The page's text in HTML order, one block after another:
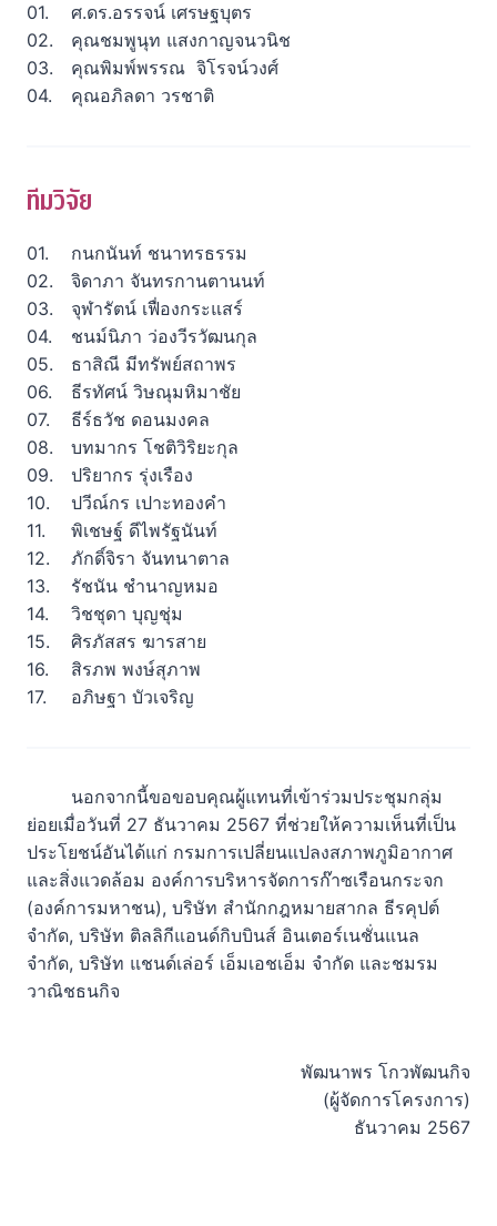
ศ.ดร.อรรจน์ เศรษฐบุตร
คุณชมพูนุท แสงกาญจนวนิช
คุณพิมพ์พรรณ จิโรจน์วงศ์
คุณอภิลดา วรชาติ
ทีมวิจัย
กนกนันท์ ชนาทรธรรม
จิดาภา จันทรกานตานนท์
จุฬารัตน์ เฟื่องกระแสร์
ชนม์นิภา ว่องวีรวัฒนกุล
ธาสิณี มีทรัพย์สถาพร
ธีรทัศน์ วิษณุมหิมาชัย
ธีร์ธวัช ดอนมงคล
บทมากร โชติวิริยะกุล
ปริยากร รุ่งเรือง
ปวีณ์กร เปาะทองคำ
พิเชษฐ์ ดีไพรัฐนันท์
ภักดิ์จิรา จันทนาตาล
รัชนัน ชำนาญหมอ
วิชชุดา บุญชุ่ม
ศิรภัสสร ฆารสาย
สิรภพ พงษ์สุภาพ
อภิษฐา บัวเจริญ
นอกจากนี้ขอขอบคุณผู้แทนที่เข้าร่วมประชุมกลุ่ม
ย่อยเมื่อวันที่ 27 ธันวาคม 2567 ที่ช่วยให้ความเห็นที่เป็น
ประโยชน์อันได้แก่ กรมการเปลี่ยนแปลงสภาพภูมิอากาศ
และสิ่งแวดล้อม องค์การบริหารจัดการก๊าซเรือนกระจก
(องค์การมหาชน), บริษัท สำนักกฎหมายสากล ธีรคุปต์
จำกัด, บริษัท ติลลิกีแอนด์กิบบินส์ อินเตอร์เนชั่นแนล
จำกัด, บริษัท แชนด์เล่อร์ เอ็มเอชเอ็ม จำกัด และชมรม
วาณิชธนกิจ
พัฒนาพร โกวพัฒนกิจ
(ผู้จัดการโครงการ)
ธันวาคม 2567